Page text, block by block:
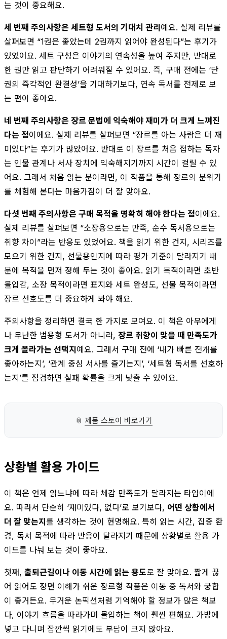
는 것이 중요해요.
세 번째 주의사항은 세트형 도서의 기대치 관리예요. 실제 리뷰를
살펴보면 “1권은 좋았는데 2권까지 읽어야 완성된다”는 후기가
있었어요. 세트 구성은 이야기의 연속성을 높여 주지만, 반대로
한 권만 읽고 판단하기 어려워질 수 있어요. 즉, 구매 전에는 ‘단
권의 즉각적인 완결성’을 기대하기보다, 연속 독서를 전제로 보
는 편이 좋아요.
네 번째 주의사항은 장르 문법에 익숙해야 재미가 더 크게 느껴진
다는 점이에요. 실제 리뷰를 살펴보면 “장르를 아는 사람은 더 재
미있다”는 후기가 많았어요. 반대로 이 장르를 처음 접하는 독자
는 인물 관계나 서사 장치에 익숙해지기까지 시간이 걸릴 수 있
어요. 그래서 처음 읽는 분이라면, 이 작품을 통해 장르의 분위기
를 체험해 본다는 마음가짐이 더 잘 맞아요.
다섯 번째 주의사항은 구매 목적을 명확히 해야 한다는 점이에요.
실제 리뷰를 살펴보면 “소장용으로는 만족, 순수 독서용으로는
취향 차이”라는 반응도 있었어요. 책을 읽기 위한 건지, 시리즈를
모으기 위한 건지, 선물용인지에 따라 평가 기준이 달라지기 때
문에 목적을 먼저 정해 두는 것이 좋아요. 읽기 목적이라면 초반
몰입감, 소장 목적이라면 표지와 세트 완성도, 선물 목적이라면
장르 선호도를 더 중요하게 봐야 해요.
주의사항을 정리하면 결국 한 가지로 모여요. 이 책은 아무에게
나 무난한 범용형 도서가 아니라, 장르 취향이 맞을 때 만족도가
크게 올라가는 선택지예요. 그래서 구매 전에 ‘내가 빠른 전개를
좋아하는지’, ‘관계 중심 서사를 즐기는지’, ‘세트형 독서를 선호하
는지’를 점검하면 실패 확률을 크게 낮출 수 있어요.
📎 제품 스토어 바로가기
상황별 활용 가이드
이 책은 언제 읽느냐에 따라 체감 만족도가 달라지는 타입이에
요. 따라서 단순히 ‘재미있다, 없다’로 보기보다, 어떤 상황에서
더 잘 맞는지를 생각하는 것이 현명해요. 특히 읽는 시간, 집중 환
경, 독서 목적에 따라 반응이 달라지기 때문에 상황별로 활용 가
이드를 나눠 보는 것이 좋아요.
첫째, 출퇴근길이나 이동 시간에 읽는 용도로 잘 맞아요. 짧게 끊
어 읽어도 장면 이해가 쉬운 장르형 작품은 이동 중 독서와 궁합
이 좋거든요. 무거운 논픽션처럼 기억해야 할 정보가 많은 책보
다, 이야기 흐름을 따라가며 몰입하는 책이 훨씬 편해요. 가방에
넣고 다니며 잠깐씩 읽기에도 부담이 크지 않아요.